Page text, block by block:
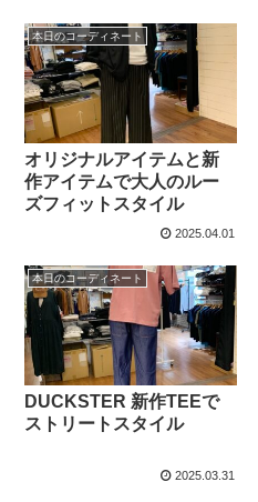
本日のコーディネート
オリジナルアイテムと新
作アイテムで大人のルー
ズフィットスタイル
2025.04.01
本日のコーディネート
DUCKSTER 新作TEEで
ストリートスタイル
2025.03.31